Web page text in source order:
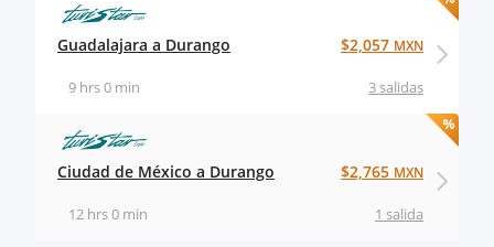
Guadalajara a Durango
3 salidas
9 hrs 0 min
$2,057 MXN
Ciudad de México a Durango
1 salida
12 hrs 0 min
$2,765 MXN